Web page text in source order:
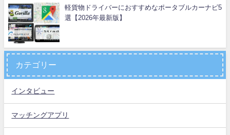
軽貨物ドライバーにおすすめなポータブルカーナビ5
選【2026年最新版】
カテゴリー
インタビュー
マッチングアプリ